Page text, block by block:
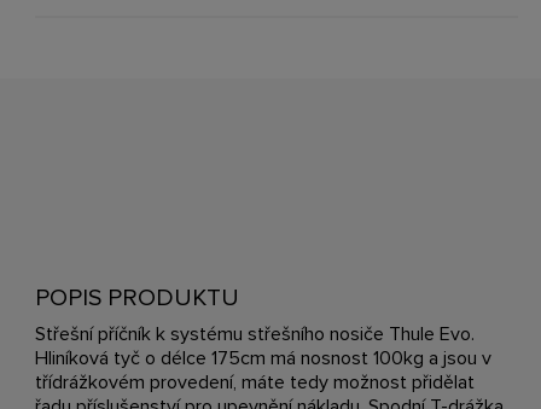
POPIS PRODUKTU
Střešní příčník k systému střešního nosiče Thule Evo.
Hliníková tyč o délce 175cm má nosnost 100kg a jsou v
třídrážkovém provedení, máte tedy možnost přidělat